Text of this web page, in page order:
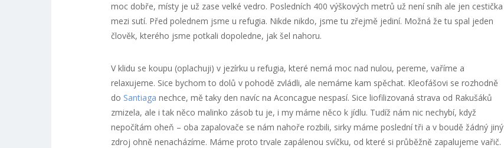
moc dobře, místy je už zase velké vedro. Posledních 400 výškových metrů už není sníh ale jen cestička
mezi sutí. Před polednem jsme u refugia. Nikde nikdo, jsme tu zřejmě jediní. Možná že tu spal jeden
člověk, kterého jsme potkali dopoledne, jak šel nahoru.
V klidu se koupu (oplachuji) v jezírku u refugia, které nemá moc nad nulou, pereme, vaříme a
relaxujeme. Sice bychom to dolů v pohodě zvládli, ale nemáme kam spěchat. Kleofášovi se rozhodně
do Santiaga nechce, mě taky den navíc na Aconcague nespasí. Sice liofilizovaná strava od Rakušáků
zmizela, ale i tak něco malinko zásob tu je, i my máme něco k jídlu. Tudíž nám nic nechybí, když
nepočítám oheň – oba zapalovače se nám nahoře rozbili, sirky máme poslední tři a v boudě žádný jiný
zdroj ohně nenacházíme. Máme proto trvale zapálenou svíčku, od které si průběžně zapalujeme vařič.